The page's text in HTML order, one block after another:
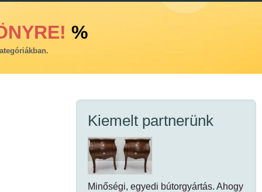
%
Kiemelt partnerünk
Minőségi, egyedi bútorgyártás. Ahogy